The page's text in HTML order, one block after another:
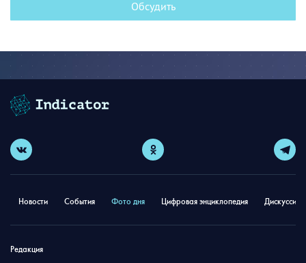
Обсудить
Новости События Фото дня Цифровая энциклопедия
Редакция